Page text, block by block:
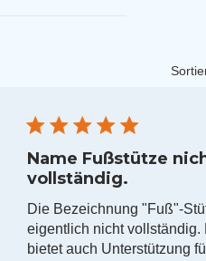
Name Fußstütze
vollständig.
Die Bezeichnung "Fuß"-
eigentlich nicht vollständig.
bietet auch Unterstützung